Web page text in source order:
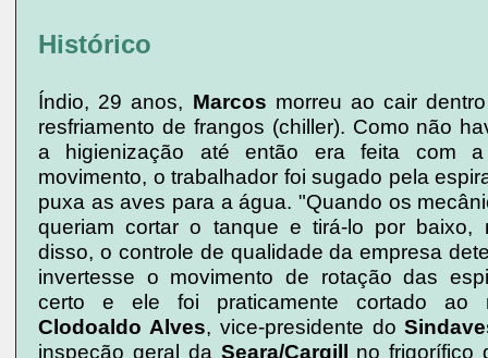
Histórico
Índio, 29 anos, Marcos morreu ao cair
resfriamento de frangos (chiller). Como não
a higienização até então era feita com
movimento, o trabalhador foi sugado pela
puxa as aves para a água. "Quando os
queriam cortar o tanque e tirá-lo por baixo,
disso, o controle de qualidade da empresa
invertesse o movimento de rotação das
certo e ele foi praticamente cortado ao
Clodoaldo Alves, vice-presidente do
inspeção geral da Seara/Cargill no frigorífico